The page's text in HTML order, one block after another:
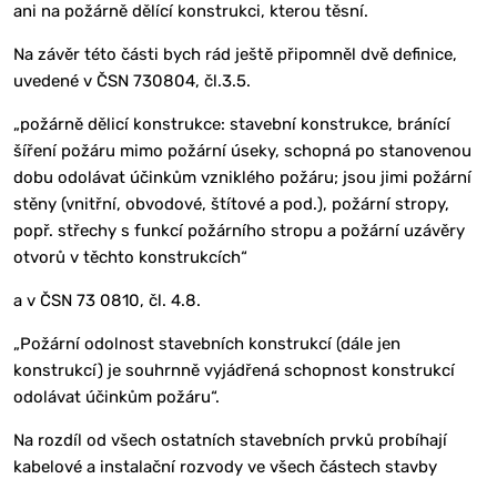
ani na požárně dělící konstrukci, kterou těsní.
Na závěr této části bych rád ještě připomněl dvě definice,
uvedené v ČSN 730804, čl.3.5.
„požárně dělicí konstrukce: stavební konstrukce, bránící
šíření požáru mimo požární úseky, schopná po stanovenou
dobu odolávat účinkům vzniklého požáru; jsou jimi požární
stěny (vnitřní, obvodové, štítové a pod.), požární stropy,
popř. střechy s funkcí požárního stropu a požární uzávěry
otvorů v těchto konstrukcích“
a v ČSN 73 0810, čl. 4.8.
„Požární odolnost stavebních konstrukcí (dále jen
konstrukcí) je souhrnně vyjádřená schopnost konstrukcí
odolávat účinkům požáru“.
Na rozdíl od všech ostatních stavebních prvků probíhají
kabelové a instalační rozvody ve všech částech stavby